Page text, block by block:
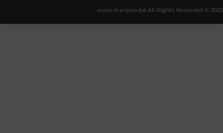
All Rights Reserved © 2025
www.manjaro.be.